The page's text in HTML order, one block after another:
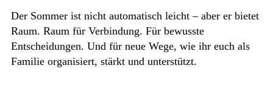
Der Sommer ist nicht automatisch leicht – aber er bietet
Raum. Raum für Verbindung. Für bewusste
Entscheidungen. Und für neue Wege, wie ihr euch als
Familie organisiert, stärkt und unterstützt.